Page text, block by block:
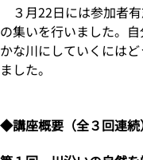
３月22日には参加者
の集いを行いました。
かな川にしていくには
ました。
◆講座概要（全３回連続